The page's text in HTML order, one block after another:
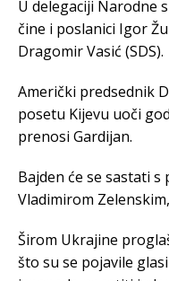
U delegaciji Narodne
čine i poslanici Igor
Dragomir Vasić (SDS).
Američki predsednik
posetu Kijevu uoči
prenosi Gardijan.
Bajden će se sastati
Vladimirom
Širom Ukrajine
što su se pojavile